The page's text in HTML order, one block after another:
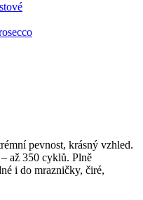
pevnost, krásný vzhled.
až 350 cyklů. Plně
i do mrazničky, čiré,